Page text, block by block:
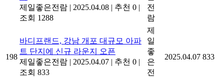
제일좋은전람 | 2025.04.08 | 추천 0 |
조회 1288
전
람
198
바디프랜드, 강남 개포 대규모 아파
트 단지에 신규 라운지 오픈
제일좋은전람 | 2025.04.07 | 추천 0 |
조회 833
제
일
좋
은
전
2025.04.07 833